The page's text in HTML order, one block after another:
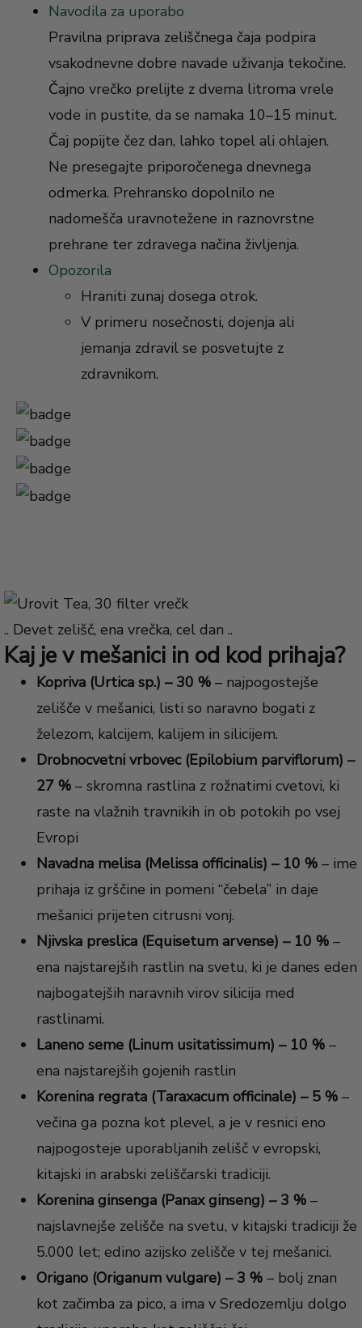
Navodila za uporabo
Pravilna priprava zeliščnega čaja podpira
vsakodnevne dobre navade uživanja tekočine.
Čajno vrečko prelijte z dvema litroma vrele
vode in pustite, da se namaka 10–15 minut.
Čaj popijte čez dan, lahko topel ali ohlajen.
Ne presegajte priporočenega dnevnega
odmerka. Prehransko dopolnilo ne
nadomešča uravnotežene in raznovrstne
prehrane ter zdravega načina življenja.
Opozorila
Hraniti zunaj dosega otrok.
V primeru nosečnosti, dojenja ali
jemanja zdravil se posvetujte z
zdravnikom.
.. Devet zelišč, ena vrečka, cel dan ..
Kaj je v mešanici in od kod prihaja?
Kopriva (Urtica sp.) – 30 % – najpogostejše
zelišče v mešanici, listi so naravno bogati z
železom, kalcijem, kalijem in silicijem.
Drobnocvetni vrbovec (Epilobium parviflorum) –
27 % – skromna rastlina z rožnatimi cvetovi, ki
raste na vlažnih travnikih in ob potokih po vsej
Evropi
Navadna melisa (Melissa officinalis) – 10 % – ime
prihaja iz grščine in pomeni “čebela” in daje
mešanici prijeten citrusni vonj.
Njivska preslica (Equisetum arvense) – 10 % –
ena najstarejših rastlin na svetu, ki je danes eden
najbogatejših naravnih virov silicija med
rastlinami.
Laneno seme (Linum usitatissimum) – 10 % –
ena najstarejših gojenih rastlin
Korenina regrata (Taraxacum officinale) – 5 % –
večina ga pozna kot plevel, a je v resnici eno
najpogosteje uporabljanih zelišč v evropski,
kitajski in arabski zeliščarski tradiciji.
Korenina ginsenga (Panax ginseng) – 3 % –
najslavnejše zelišče na svetu, v kitajski tradiciji že
5.000 let; edino azijsko zelišče v tej mešanici.
Origano (Origanum vulgare) – 3 % – bolj znan
kot začimba za pico, a ima v Sredozemlju dolgo